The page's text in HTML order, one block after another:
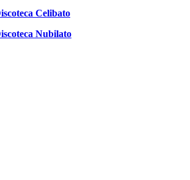
Celibato
Nubilato